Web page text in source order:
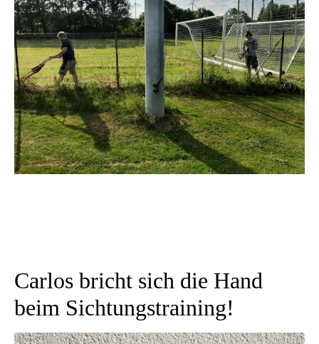
Carlos bricht sich die Hand
beim Sichtungstraining!